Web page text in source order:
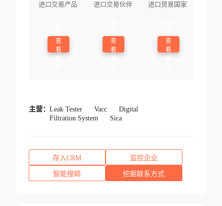
进口交易产品
查
看
进口交易伙伴
查
看
进口贸易国家
查
看
主营： Leak Tester Vacc
Digital
Filtration System
Sica
存入CRM 监控企业
智能搜邮 挖掘联系方式